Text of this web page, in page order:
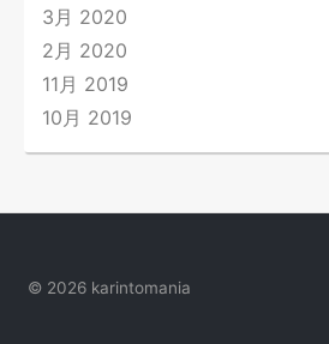
3月 2020
2月 2020
11月 2019
10月 2019
© 2026 karintomania